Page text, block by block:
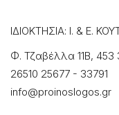
ΙΔΙΟΚΤΗΣΙΑ: Ι. & Ε.
Φ. Τζαβέλλα 11Β, 453
26510 25677 - 33791
info@proinoslogos.gr